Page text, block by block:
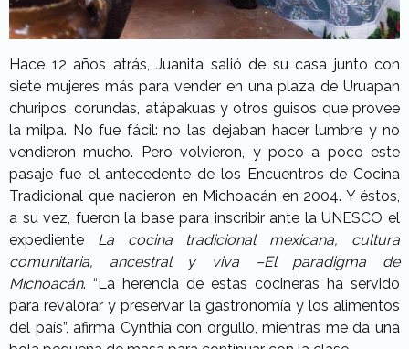
Hace 12 años atrás, Juanita salió de su casa junto con
siete mujeres más para vender en una plaza de Uruapan
churipos, corundas, atápakuas y otros guisos que provee
la milpa. No fue fácil: no las dejaban hacer lumbre y no
vendieron mucho. Pero volvieron, y poco a poco este
pasaje fue el antecedente de los Encuentros de Cocina
Tradicional que nacieron en Michoacán en 2004. Y éstos,
a su vez, fueron la base para inscribir ante la UNESCO el
expediente La cocina tradicional mexicana, cultura
comunitaria, ancestral y viva –El paradigma de
Michoacán. “La herencia de estas cocineras ha servido
para revalorar y preservar la gastronomía y los alimentos
del país”, afirma Cynthia con orgullo, mientras me da una